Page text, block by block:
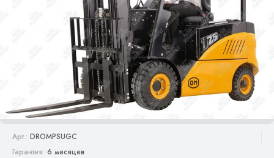
Арт.: DROMPSUGC
Гарантия: 6 месяцев